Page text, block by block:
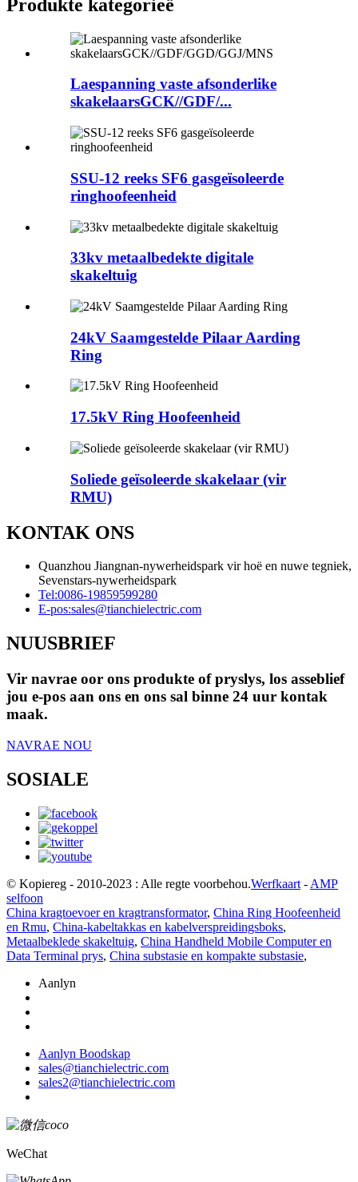
Produkte kategorieë
Laespanning vaste afsonderlike
skakelaarsGCK//GDF/...
SSU-12 reeks SF6 gasgeïsoleerde
ringhoofeenheid
33kv metaalbedekte digitale
skakeltuig
24kV Saamgestelde Pilaar Aarding
Ring
17.5kV Ring Hoofeenheid
Soliede geïsoleerde skakelaar (vir
RMU)
KONTAK ONS
Quanzhou Jiangnan-nywerheidspark vir hoë en nuwe tegniek,
Sevenstars-nywerheidspark
Tel:0086-19859599280
E-pos:sales@tianchielectric.com
NUUSBRIEF
Vir navrae oor ons produkte of pryslys, los asseblief
jou e-pos aan ons en ons sal binne 24 uur kontak
maak.
NAVRAE NOU
SOSIALE
© Kopiereg - 2010-2023 : Alle regte voorbehou.Werfkaart - AMP
selfoon
China kragtoevoer en kragtransformator, China Ring Hoofeenheid
en Rmu, China-kabeltakkas en kabelverspreidingsboks,
Metaalbeklede skakeltuig, China Handheld Mobile Computer en
Data Terminal prys, China substasie en kompakte substasie,
Aanlyn
Aanlyn Boodskap
sales@tianchielectric.com
sales2@tianchielectric.com
WeChat